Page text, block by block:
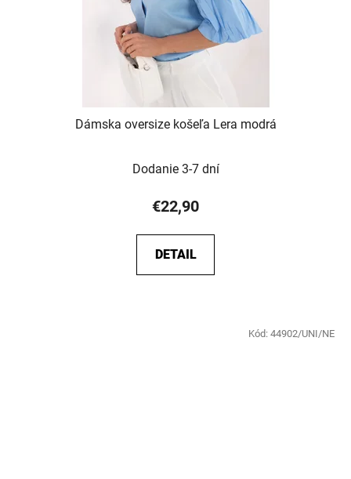
Dámska oversize košeľa Lera modrá
Dodanie 3-7 dní
€22,90
DETAIL
Kód: 44902/UNI/NE